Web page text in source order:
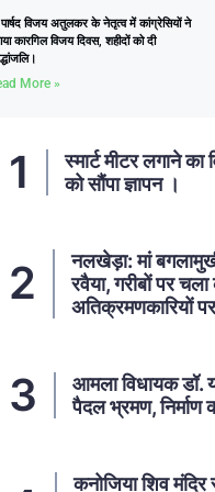
पार्षद विजय अतुलकर के नेतृत्व में कांग्रेसियों ने
कारगिल विजय दिवस, शहीदों को दी
More »
स्मार्ट मीटर लगाने
को सौंपा ज्ञापन ।
नलखेड़ा: मां
रवैया, गरीबों पर
अतिक्रमणकारियों
आमला विधायक डॉ.
पैदल भ्रमण, निर्माण
कनोजिया शिव